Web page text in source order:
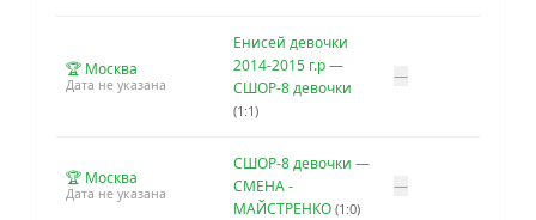
🏆 Москва
Дата не указана
Енисей девочки
2014-2015 г.р —
СШОР-8 девочки
(1:1)
—
🏆 Москва
Дата не указана
СШОР-8 девочки —
СМЕНА -
МАЙСТРЕНКО (1:0)
—